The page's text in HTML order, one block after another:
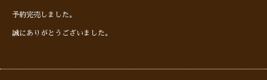
予約完売しました。
誠にありがとうございました。